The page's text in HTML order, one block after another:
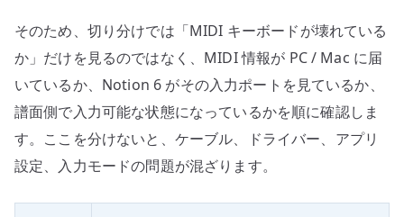
そのため、切り分けでは「MIDI キーボードが壊れている
か」だけを見るのではなく、MIDI 情報が PC / Mac に届
いているか、Notion 6 がその入力ポートを見ているか、
譜面側で入力可能な状態になっているかを順に確認しま
す。ここを分けないと、ケーブル、ドライバー、アプリ
設定、入力モードの問題が混ざります。